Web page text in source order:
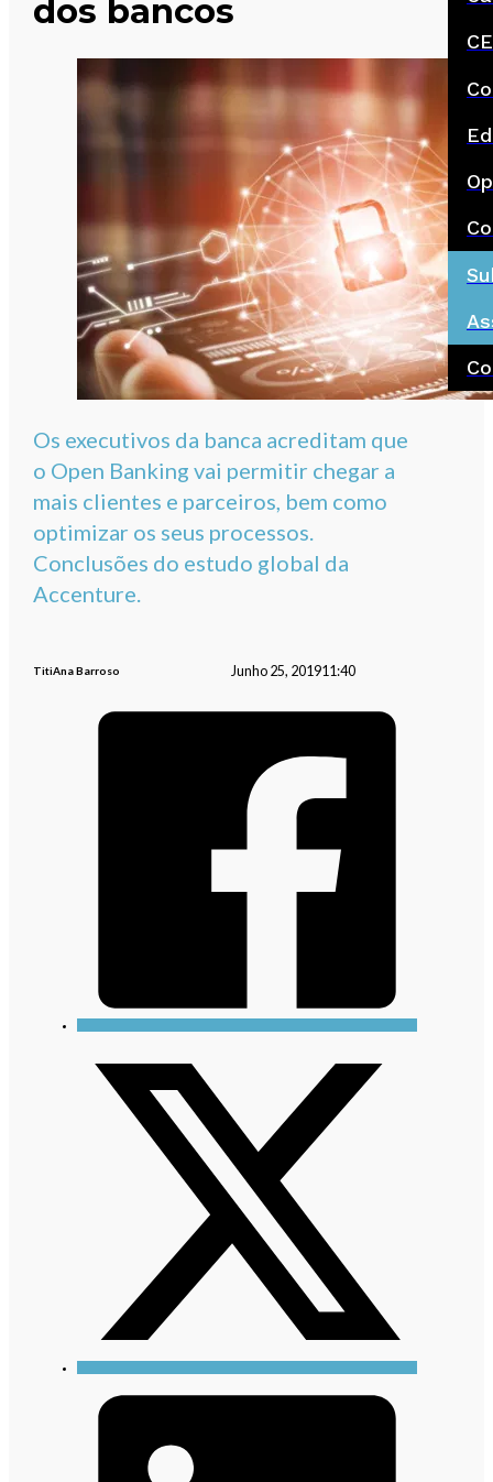
dos bancos
Os executivos da banca acreditam que
o Open Banking vai permitir chegar a
mais clientes e parceiros, bem como
optimizar os seus processos.
Conclusões do estudo global da
Accenture.
TitiAna Barroso Junho 25, 201911:40